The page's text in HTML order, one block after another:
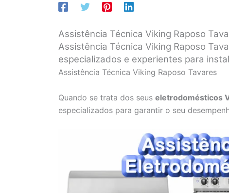
Assistência Técnica Viking Raposo
Assistência Técnica Viking Raposo
especializados e experientes para
Assistência Técnica Viking Raposo Tavares
Quando se trata dos seus eletrodomésticos
especializados para garantir o seu